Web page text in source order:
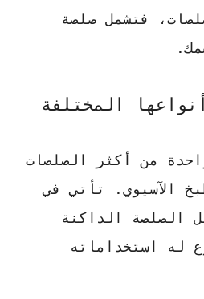
فتشمل صلصة
.
المختلفة
من أكثر الصلصات
الآسيوي. تأتي في
الصلصة الداكنة
له استخداماته